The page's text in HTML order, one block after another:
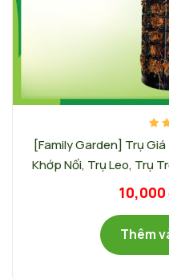
[Family Garden] Trụ
Khớp Nối, Trụ Leo, Trụ
10,000
Thêm